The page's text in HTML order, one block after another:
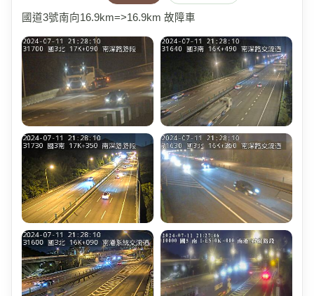
國道3號南向16.9km=>16.9km 故障車